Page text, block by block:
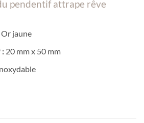
pendentif attrape rêve
Or jaune
: 20 mm x 50 mm